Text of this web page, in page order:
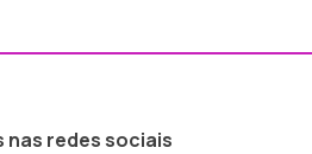
nas redes sociais